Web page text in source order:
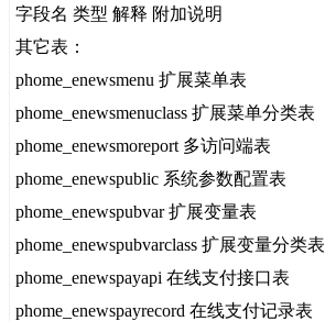
字段名 类型 解释 附加说明
其它表：
phome_enewsmenu 扩展菜单表
phome_enewsmenuclass 扩展菜单分类表
phome_enewsmoreport 多访问端表
phome_enewspublic 系统参数配置表
phome_enewspubvar 扩展变量表
phome_enewspubvarclass 扩展变量分类表
phome_enewspayapi 在线支付接口表
phome_enewspayrecord 在线支付记录表